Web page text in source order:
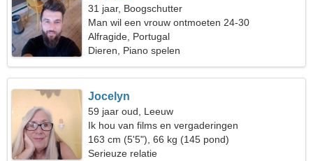
31 jaar, Boogschutter
Man wil een vrouw ontmoeten 24-30
Alfragide, Portugal
Dieren, Piano spelen
Jocelyn
59 jaar oud, Leeuw
Ik hou van films en vergaderingen
163 cm (5'5"), 66 kg (145 pond)
Serieuze relatie